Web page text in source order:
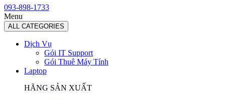
093-898-1733
Menu
ALL CATEGORIES
Dịch Vụ
Gói IT Support
Gói Thuê Máy Tính
Laptop
HÃNG SẢN XUẤT